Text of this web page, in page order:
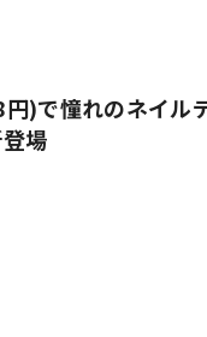
)で憧れのネイル
場